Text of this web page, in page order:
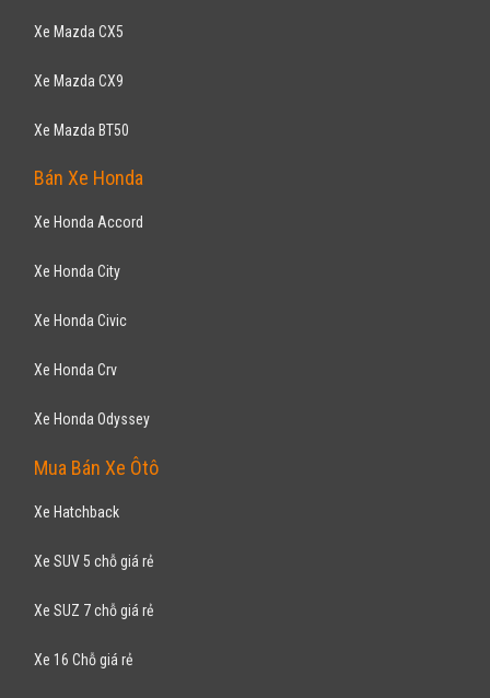
Xe Mazda CX5
Xe Mazda CX9
Xe Mazda BT50
Bán Xe Honda
Xe Honda Accord
Xe Honda City
Xe Honda Civic
Xe Honda Crv
Xe Honda Odyssey
Mua Bán Xe Ôtô
Xe Hatchback
Xe SUV 5 chỗ giá rẻ
Xe SUZ 7 chỗ giá rẻ
Xe 16 Chỗ giá rẻ